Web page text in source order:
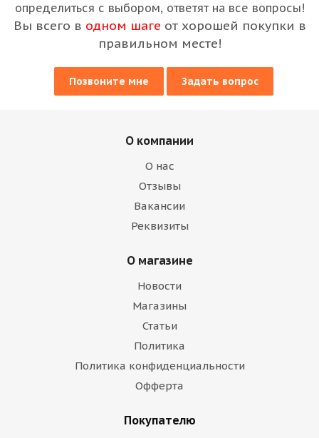
определиться с выбором, ответят на все вопросы!
Вы всего в одном шаге от хорошей покупки в
правильном месте!
Позвоните мне Задать вопрос
О компании
О нас
Отзывы
Вакансии
Реквизиты
О магазине
Новости
Магазины
Статьи
Политика
Политика конфиденциальности
Офферта
Покупателю